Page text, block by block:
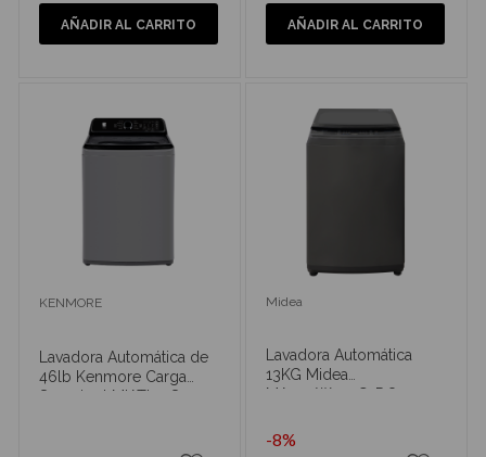
AÑADIR AL CARRITO AÑADIR AL CARRITO
KENMORE
Lavadora Automática de
46lb Kenmore Carga
Superior LMIATL21S
Midea
Lavadora Automática
13KG Midea
MA200W130G-DO
-8%